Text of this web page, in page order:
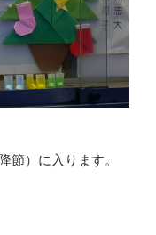
節）に入ります。